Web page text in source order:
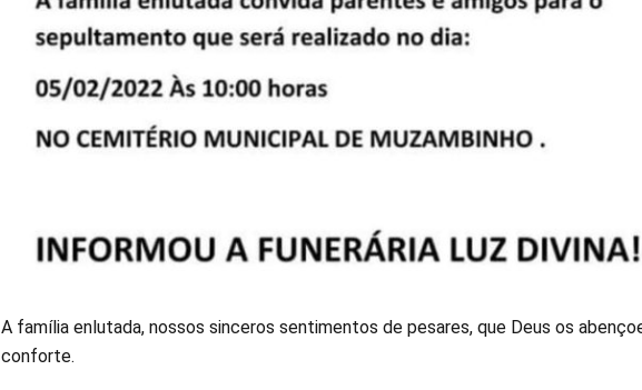
A família enlutada, nossos sinceros sentimentos de pesares, que Deus os
conforte.